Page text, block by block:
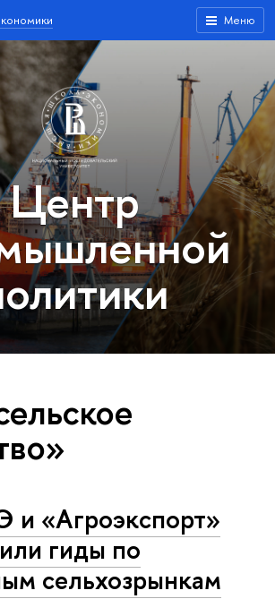
Меню
Центр
«Агроэкспорт»
гиды по
сельхозрынкам